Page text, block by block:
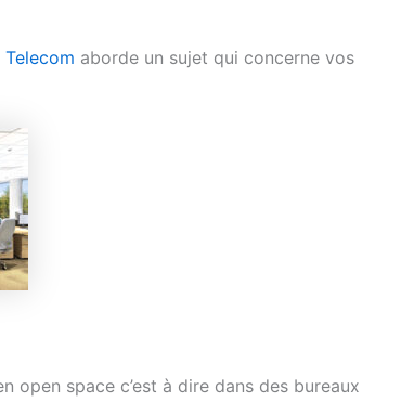
aborde un sujet qui concerne vos
open space c’est à dire dans des bureaux